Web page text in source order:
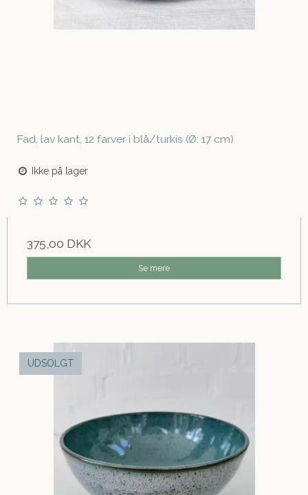
Fad, lav kant, 12 farver i blå/turkis (Ø: 17 cm)
Ikke på lager
375,00 DKK
Se mere
UDSOLGT